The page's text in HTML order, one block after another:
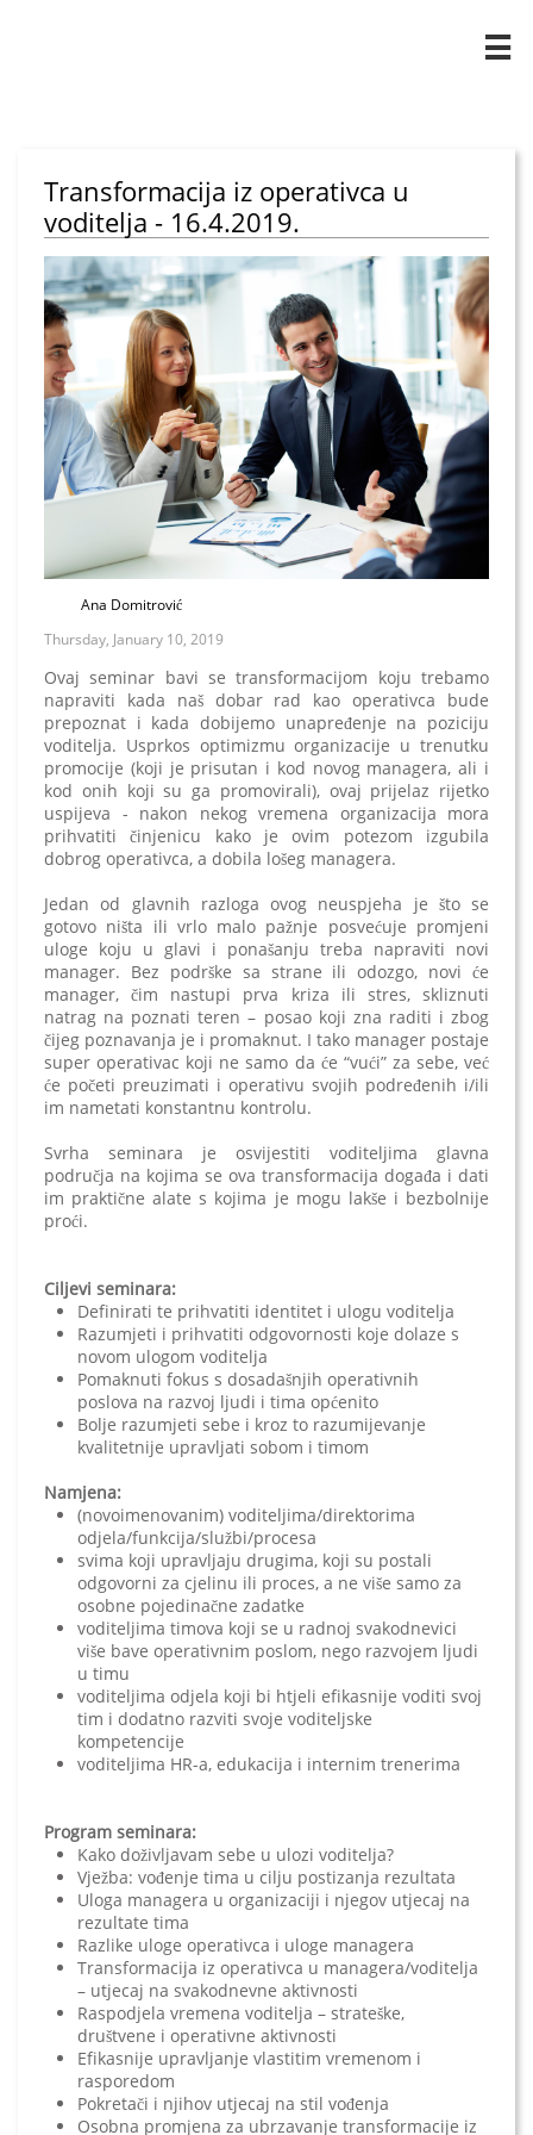

Transformacija iz operativca u
voditelja - 16.4.2019.
Ana Domitrović
Thursday, January 10, 2019
Ovaj seminar bavi se transformacijom koju trebamo
napraviti kada naš dobar rad kao operativca bude
prepoznat i kada dobijemo unapređenje na poziciju
voditelja. Usprkos optimizmu organizacije u trenutku
promocije (koji je prisutan i kod novog managera, ali i
kod onih koji su ga promovirali), ovaj prijelaz rijetko
uspijeva - nakon nekog vremena organizacija mora
prihvatiti činjenicu kako je ovim potezom izgubila
dobrog operativca, a dobila lošeg managera.
Jedan od glavnih razloga ovog neuspjeha je što se
gotovo ništa ili vrlo malo pažnje posvećuje promjeni
uloge koju u glavi i ponašanju treba napraviti novi
manager. Bez podrške sa strane ili odozgo, novi će
manager, čim nastupi prva kriza ili stres, skliznuti
natrag na poznati teren – posao koji zna raditi i zbog
čijeg poznavanja je i promaknut. I tako manager postaje
super operativac koji ne samo da će “vući” za sebe, već
će početi preuzimati i operativu svojih podređenih i/ili
im nametati konstantnu kontrolu.
Svrha seminara je osvijestiti voditeljima glavna
područja na kojima se ova transformacija događa i dati
im praktične alate s kojima je mogu lakše i bezbolnije
proći.
Ciljevi seminara:
Definirati te prihvatiti identitet i ulogu voditelja
Razumjeti i prihvatiti odgovornosti koje dolaze s
novom ulogom voditelja
Pomaknuti fokus s dosadašnjih operativnih
poslova na razvoj ljudi i tima općenito
Bolje razumjeti sebe i kroz to razumijevanje
kvalitetnije upravljati sobom i timom
Namjena:
(novoimenovanim) voditeljima/direktorima
odjela/funkcija/službi/procesa
svima koji upravljaju drugima, koji su postali
odgovorni za cjelinu ili proces, a ne više samo za
osobne pojedinačne zadatke
voditeljima timova koji se u radnoj svakodnevici
više bave operativnim poslom, nego razvojem ljudi
u timu
voditeljima odjela koji bi htjeli efikasnije voditi svoj
tim i dodatno razviti svoje voditeljske
kompetencije
voditeljima HR-a, edukacija i internim trenerima
Program seminara:
Kako doživljavam sebe u ulozi voditelja?
Vježba: vođenje tima u cilju postizanja rezultata
Uloga managera u organizaciji i njegov utjecaj na
rezultate tima
Razlike uloge operativca i uloge managera
Transformacija iz operativca u managera/voditelja
– utjecaj na svakodnevne aktivnosti
Raspodjela vremena voditelja – strateške,
društvene i operativne aktivnosti
Efikasnije upravljanje vlastitim vremenom i
rasporedom
Pokretači i njihov utjecaj na stil vođenja
Osobna promjena za ubrzavanje transformacije iz